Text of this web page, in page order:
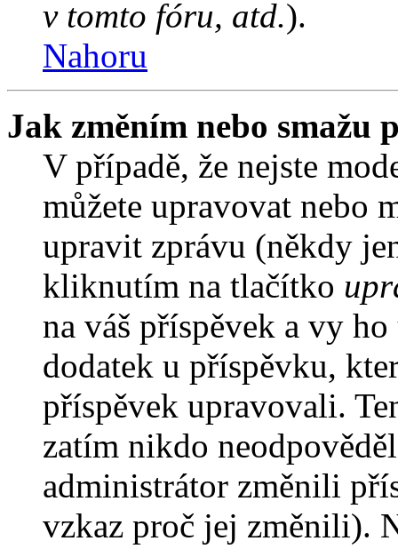
v tomto fóru, atd.).
Nahoru
Jak změním nebo smažu
V případě, že nejste
můžete upravovat nebo
upravit zprávu (někdy
kliknutím na tlačítko
na váš příspěvek a vy
dodatek u příspěvku,
příspěvek upravovali.
zatím nikdo
administrátor změnili
vzkaz proč jej změnili).